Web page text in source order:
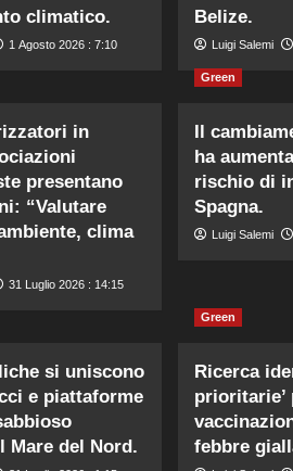
climatico.
1 Agosto 2026 : 7:10
Belize.
Luigi Salemi
in
presentano
“Valutare
clima
31 Luglio 2026 : 14:15
Green
Il
ha
rischio di
Spagna.
Luigi Salemi
si uniscono
e piattaforme
Mare del Nord.
Green
Ricerca
prioritarie’
febbre